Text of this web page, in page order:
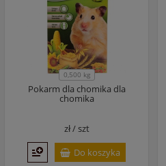
0,500 kg
Pokarm dla chomika dla
chomika
zł /szt
Do koszyka